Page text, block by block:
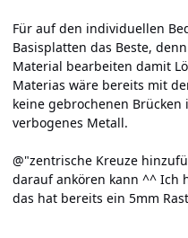
Für auf den individuellen
Basisplatten das Beste,
Material bearbeiten damit
Materias wäre bereits mit
keine gebrochenen Brücken
verbogenes Metall.
@"zentrische Kreuze
darauf ankören kann ^^ Ich
das hat bereits ein 5mm